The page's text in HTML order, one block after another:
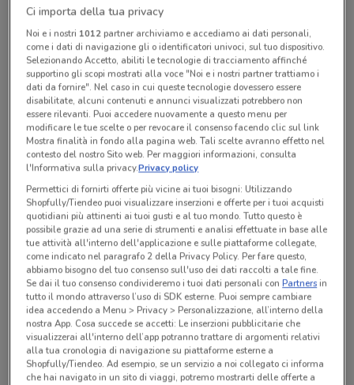
Chiama il negozio
Aperto
Lunedì 08:00 / 12:00 - 14:00 / 18:30
Martedì 08:00 / 12:00 - 14:00 / 18:30
Mercoledì 08:00 / 12:00 - 14:00 / 18:30
Giovedì 08:00 / 12:00 - 14:00 / 18:30
Venerdì 08:00 / 12:00 - 14:00 / 18:30
Sabato 08:00 / 12:00
Domenica Chiuso
02 4471998
De Stefano Auto S.R.L.
Tutte le promozioni di questo negozio
Ci importa della tua privacy
Noi e i nostri 1012partner archiviamo e accediamo ai dati personali,
come i dati di navigazione gli o identificatori univoci, sul tuo dispositivo.
Selezionando Accetto, abiliti le tecnologie di tracciamento affinché
supportino gli scopi mostrati alla voce "Noi e i nostri partner trattiamo i
dati da fornire". Nel caso in cui queste tecnologie dovessero essere
disabilitate, alcuni contenuti e annunci visualizzati potrebbero non
essere rilevanti. Puoi accedere nuovamente a questo menu per
modificare le tue scelte o per revocare il consenso facendo clic sul link
Mostra finalità in fondo alla pagina web. Tali scelte avranno effetto nel
contesto del nostro Sito web. Per maggiori informazioni, consulta
l'Informativa sulla privacy.Privacy policy
Permettici di fornirti offerte più vicine ai tuoi bisogni: Utilizzando
Shopfully/Tiendeo puoi visualizzare inserzioni e offerte per i tuoi acquisti
quotidiani più attinenti ai tuoi gusti e al tuo mondo. Tutto questo è
possibile grazie ad una serie di strumenti e analisi effettuate in base alle
tue attività all'interno dell'applicazione e sulle piattaforme collegate,
come indicato nel paragrafo 2 della Privacy Policy. Per fare questo,
abbiamo bisogno del tuo consenso sull'uso dei dati raccolti a tale fine.
Se dai il tuo consenso condivideremo i tuoi dati personali conPartnersin
tutto il mondo attraverso l’uso di SDK esterne. Puoi sempre cambiare
idea accedendo a Menu > Privacy > Personalizzazione, all’interno della
nostra App. Cosa succede se accetti: Le inserzioni pubblicitarie che
visualizzerai all'interno dell’app potranno trattare di argomenti relativi
alla tua cronologia di navigazione su piattaforme esterne a
Shopfully/Tiendeo. Ad esempio, se un servizio a noi collegato ci informa
che hai navigato in un sito di viaggi, potremo mostrarti delle offerte a